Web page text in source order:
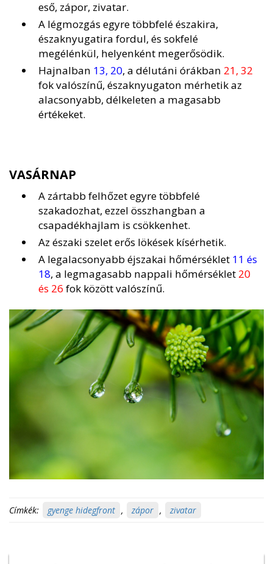
eső, zápor, zivatar.
A légmozgás egyre többfelé északira,
északnyugatira fordul, és sokfelé
megélénkül, helyenként megerősödik.
Hajnalban 13, 20, a délutáni órákban 21, 32
fok valószínű, északnyugaton mérhetik az
alacsonyabb, délkeleten a magasabb
értékeket.
VASÁRNAP
A zártabb felhőzet egyre többfelé
szakadozhat, ezzel összhangban a
csapadékhajlam is csökkenhet.
Az északi szelet erős lökések kísérhetik.
A legalacsonyabb éjszakai hőmérséklet 11 és
18, a legmagasabb nappali hőmérséklet 20
és 26 fok között valószínű.
Címkék: gyenge hidegfront , zápor , zivatar